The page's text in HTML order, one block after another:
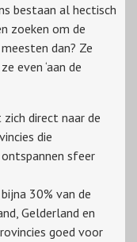
bestaan al hectisch
zoeken om de
dan? Ze
even ‘aan de
direct naar de
die
sfeer
30% van de
Gelderland en
goed voor